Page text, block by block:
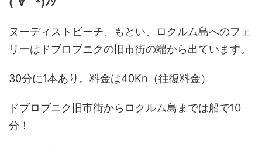
ヌーディストビーチ、もとい、ロクルム島へのフェ
リーはドブロブニクの旧市街の端から出ています。
30分に1本あり。料金は40Kn（往復料金）
ドブロブニク旧市街からロクルム島までは船で10
分！